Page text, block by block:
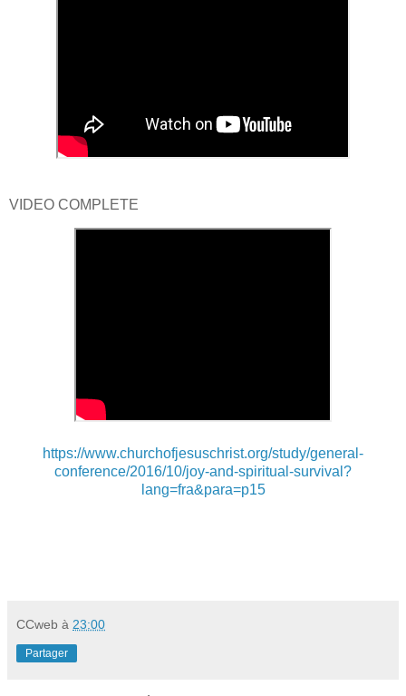
VIDEO COMPLETE
https://www.churchofjesuschrist.org/study/general-
conference/2016/10/joy-and-spiritual-survival?
lang=fra&para=p15
CCweb à 23:00
Partager